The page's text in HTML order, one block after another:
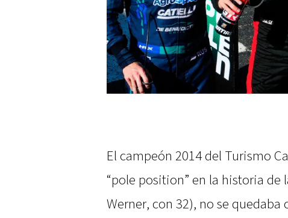
El campeón 2014 del Turismo
“pole position” en la historia de
Werner, con 32), no se quedaba